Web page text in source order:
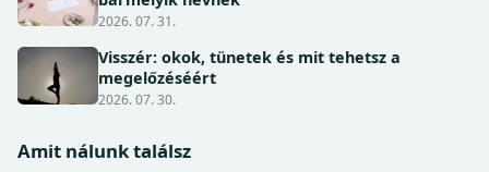
2026. 07. 31.
Visszér: okok, tünetek és mit tehetsz a
megelőzéséért
2026. 07. 30.
Amit nálunk találsz